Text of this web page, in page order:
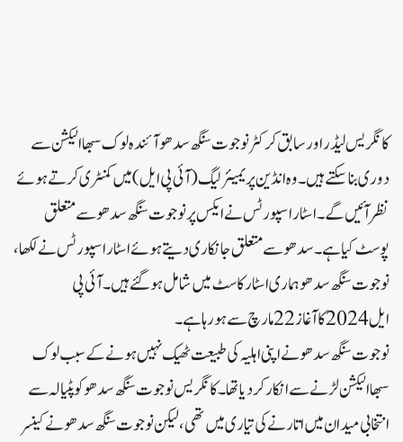
کانگریس لیڈراور سابق کرکٹر نوجوت سنگھ سدھوآئندہ لوک سبھا الیکشن سے
دوری بناسکتے ہیں۔ وہ انڈین پریمیئرلیگ (آئی پی ایل) میں کمنٹری کرتے ہوئے
نظرآئیں گے۔ اسٹار اسپورٹس نے ایکس پرنوجوت سنگھ سدھو سے متعلق
پوسٹ کیا ہے۔ سدھو سے متعلق جانکاری دیتے ہوئے اسٹاراسپورٹس نے لکھا،
نوجوت سنگھ سدھو ہماری اسٹارکاسٹ میں شامل ہوگئے ہیں۔ آئی پی
ایل 2024 کا آغاز 22 مارچ سے ہو رہا ہے۔
نوجوت سنگھ سدھو نے اپنی اہلیہ کی طبیعت ٹھیک نہیں ہونے کے سبب لوک
سبھا الیکشن لڑنے سے انکار کردیا تھا۔ کانگریس نوجوت سنگھ سدھو کو پٹیالہ سے
انتخابی میدان میں اتارنے کی تیاری میں تھی، لیکن نوجوت سنگھ سدھو نے کینسر